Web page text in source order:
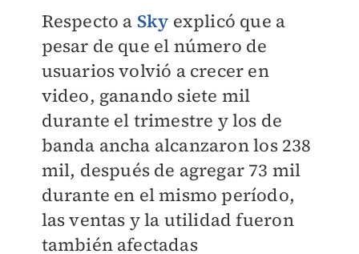
Respecto a Sky explicó que a
pesar de que el número de
usuarios volvió a crecer en
video, ganando siete mil
durante el trimestre y los de
banda ancha alcanzaron los 238
mil, después de agregar 73 mil
durante en el mismo período,
las ventas y la utilidad fueron
también afectadas